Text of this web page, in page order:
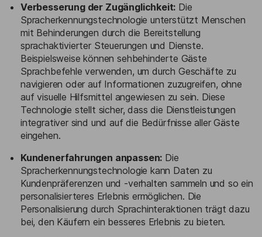
Verbesserung der Zugänglichkeit: Die
Spracherkennungstechnologie unterstützt Menschen
mit Behinderungen durch die Bereitstellung
sprachaktivierter Steuerungen und Dienste.
Beispielsweise können sehbehinderte Gäste
Sprachbefehle verwenden, um durch Geschäfte zu
navigieren oder auf Informationen zuzugreifen, ohne
auf visuelle Hilfsmittel angewiesen zu sein. Diese
Technologie stellt sicher, dass die Dienstleistungen
integrativer sind und auf die Bedürfnisse aller Gäste
eingehen.
Kundenerfahrungen anpassen: Die
Spracherkennungstechnologie kann Daten zu
Kundenpräferenzen und -verhalten sammeln und so ein
personalisierteres Erlebnis ermöglichen. Die
Personalisierung durch Sprachinteraktionen trägt dazu
bei, den Käufern ein besseres Erlebnis zu bieten.